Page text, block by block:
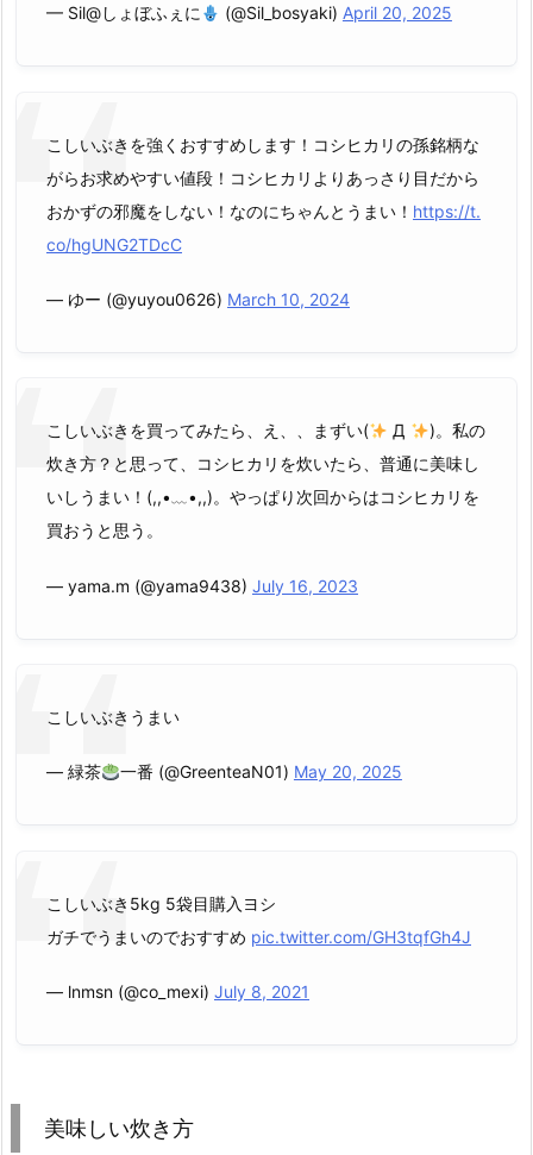
— Sil@しょぼふぇに (@Sil_bosyaki) April 20, 2025
こしいぶきを強くおすすめします！コシヒカリの孫銘柄な
がらお求めやすい値段！コシヒカリよりあっさり目だから
おかずの邪魔をしない！なのにちゃんとうまい！ https://t.
co/hgUNG2TDcC
— ゆー (@yuyou0626) March 10, 2024
こしいぶきを買ってみたら、え、、まずい( Д
)。私の
炊き方？と思って、コシヒカリを炊いたら、普通に美味し
いしうまい！(,,•﹏•,,)。やっぱり次回からはコシヒカリを
買おうと思う。
— yama.m (@yama9438) July 16, 2023
こしいぶきうまい
— 緑茶 一番 (@GreenteaN01) May 20, 2025
こしいぶき5kg 5袋目購入ヨシ
ガチでうまいのでおすすめ pic.twitter.com/GH3tqfGh4J
— lnmsn (@co_mexi) July 8, 2021
美味しい炊き方